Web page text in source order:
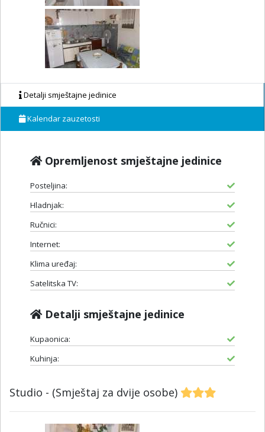
Detalji smještajne jedinice
Kalendar zauzetosti
Opremljenost smještajne jedinice
Posteljina:
Hladnjak:
Ručnici:
Internet:
Klima uređaj:
Satelitska TV:
Detalji smještajne jedinice
Kupaonica:
Kuhinja:
Studio - (Smještaj za dvije osobe)